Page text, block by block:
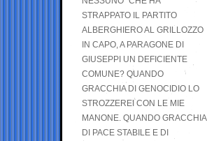
STRAPPATO IL PARTITO
ALBERGHIERO AL GRILLOZZO
IN CAPO, A PARAGONE DI
GIUSEPPI UN DEFICIENTE
COMUNE? QUANDO
GRACCHIA DI GENOCIDIO LO
STROZZEREI CON LE MIE
MANONE. QUANDO GRACCHIA
DI PACE STABILE E DI